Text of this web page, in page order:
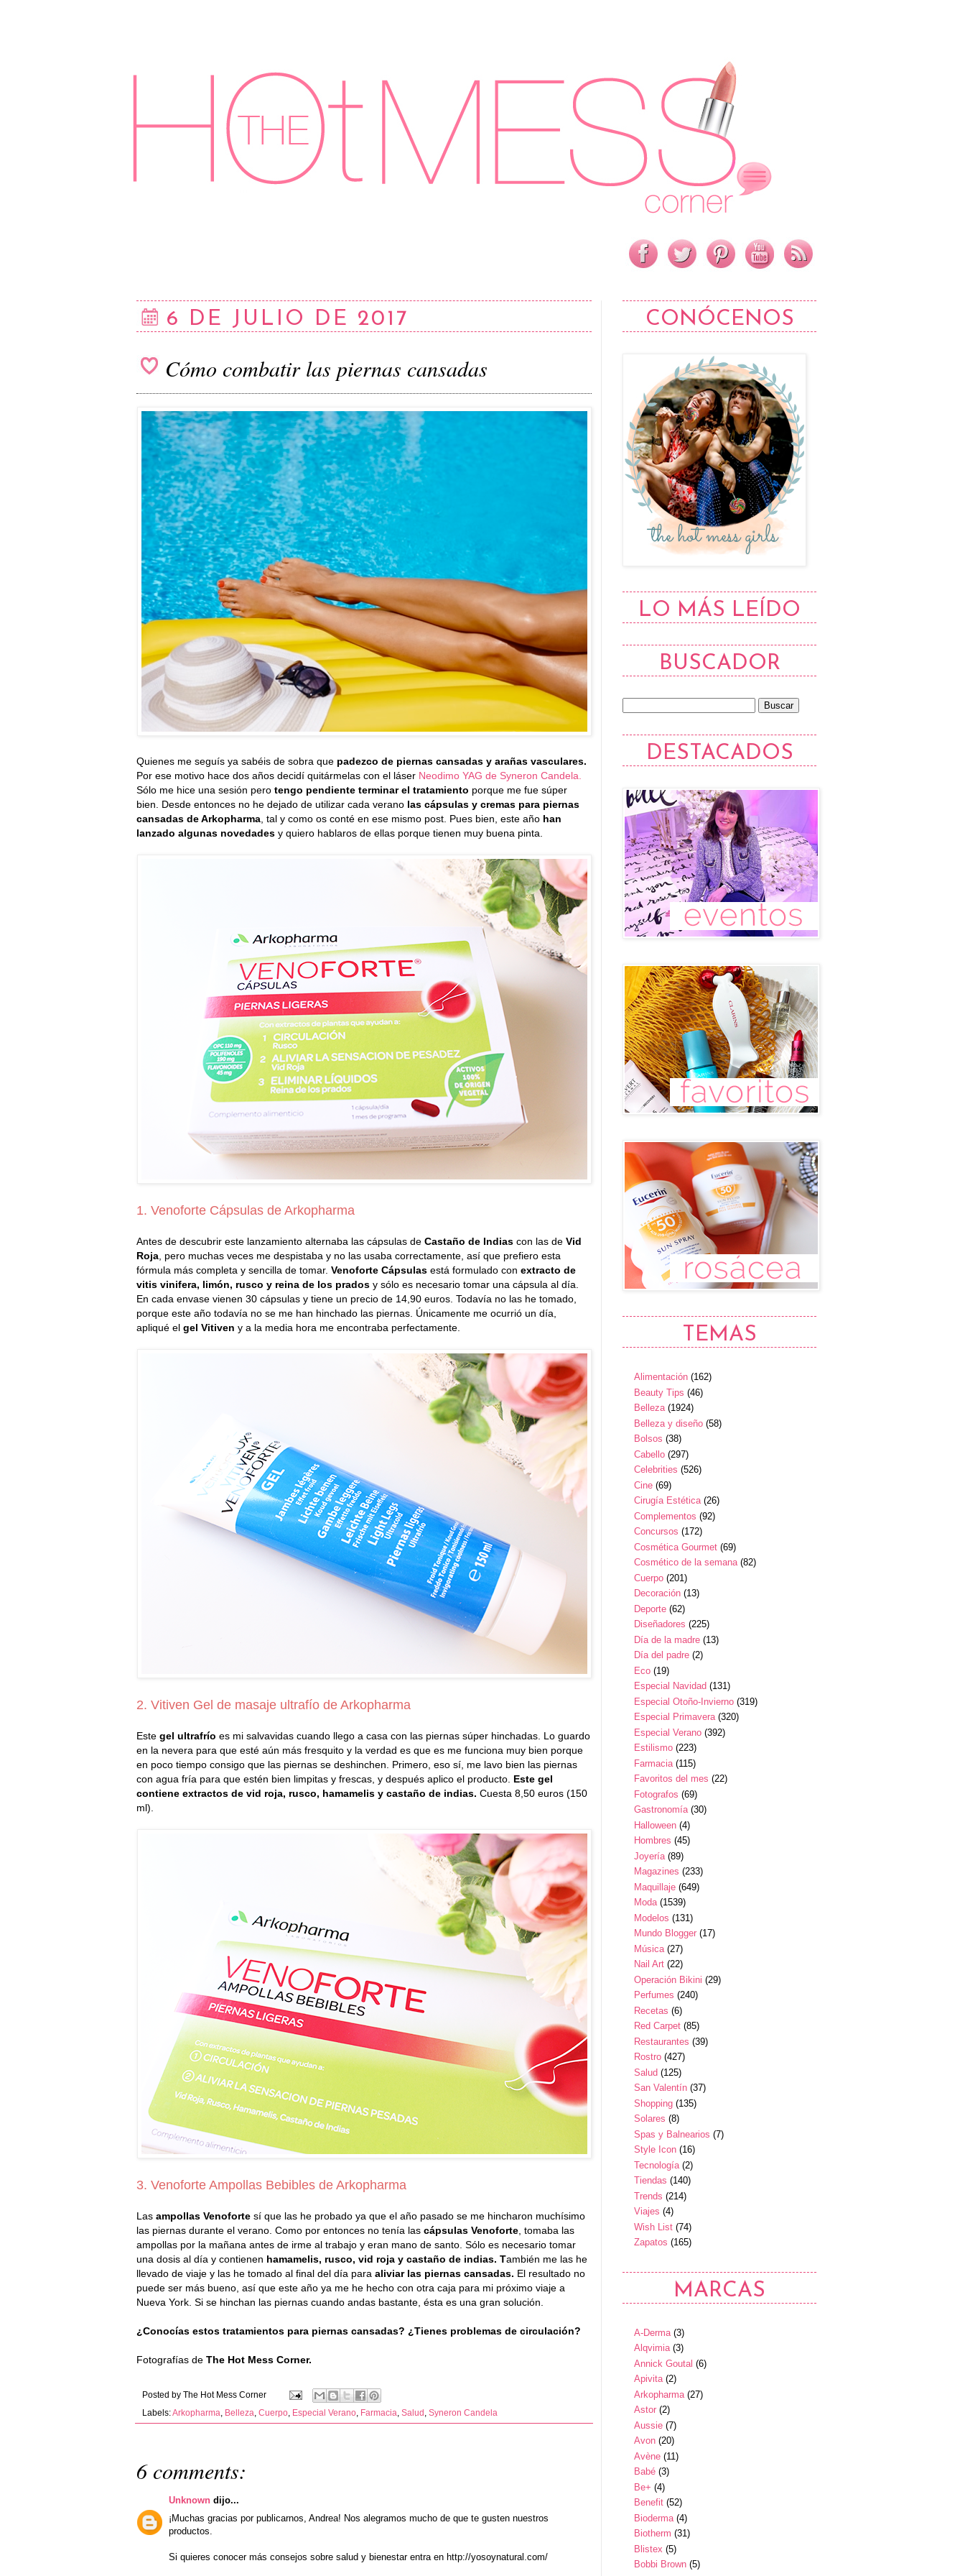
6 DE JULIO DE 2017
Cómo combatir las piernas cansadas
Quienes me seguís ya sabéis de sobra que padezco de piernas cansadas y arañas vasculares.
Por ese motivo hace dos años decidí quitármelas con el láser Neodimo YAG de Syneron Candela.
Sólo me hice una sesión pero tengo pendiente terminar el tratamiento porque me fue súper
bien. Desde entonces no he dejado de utilizar cada verano las cápsulas y cremas para piernas
cansadas de Arkopharma , tal y como os conté en ese mismo post. Pues bien, este año han
lanzado algunas novedades y quiero hablaros de ellas porque tienen muy buena pinta.
1. Venoforte Cápsulas de Arkopharma
Antes de descubrir este lanzamiento alternaba las cápsulas de Castaño de Indias con las de Vid
Roja , pero muchas veces me despistaba y no las usaba correctamente, así que prefiero esta
fórmula más completa y sencilla de tomar. Venoforte Cápsulas está formulado con extracto de
vitis vinifera, limón, rusco y reina de los prados y sólo es necesario tomar una cápsula al día.
En cada envase vienen 30 cápsulas y tiene un precio de 14,90 euros. Todavía no las he tomado,
porque este año todavía no se me han hinchado las piernas. Únicamente me ocurrió un día,
apliqué el gel Vitiven y a la media hora me encontraba perfectamente.
2. Vitiven Gel de masaje ultrafío de Arkopharma
Este gel ultrafrío es mi salvavidas cuando llego a casa con las piernas súper hinchadas. Lo guardo
en la nevera para que esté aún más fresquito y la verdad es que es me funciona muy bien porque
en poco tiempo consigo que las piernas se deshinchen. Primero, eso sí, me lavo bien las piernas
con agua fría para que estén bien limpitas y frescas, y después aplico el producto. Este gel
contiene extractos de vid roja, rusco, hamamelis y castaño de indias. Cuesta 8,50 euros (150
ml).
3. Venoforte Ampollas Bebibles de Arkopharma
Las ampollas Venoforte sí que las he probado ya que el año pasado se me hincharon muchísimo
las piernas durante el verano. Como por entonces no tenía las cápsulas Venoforte , tomaba las
ampollas por la mañana antes de irme al trabajo y eran mano de santo. Sólo es necesario tomar
una dosis al día y contienen hamamelis, rusco, vid roja y castaño de indias. También me las he
llevado de viaje y las he tomado al final del día para aliviar las piernas cansadas. El resultado no
puede ser más bueno, así que este año ya me he hecho con otra caja para mi próximo viaje a
Nueva York. Si se hinchan las piernas cuando andas bastante, ésta es una gran solución.
¿Conocías estos tratamientos para piernas cansadas? ¿Tienes problemas de circulación?
Fotografías de The Hot Mess Corner.
Posted by The Hot Mess Corner
Labels:Arkopharma Belleza Cuerpo Especial Verano Farmacia Salud Syneron Candela
6 comments:
Unknown dijo...
¡Muchas gracias por publicarnos, Andrea! Nos alegramos mucho de que te gusten nuestros
productos.
Si quieres conocer más consejos sobre salud y bienestar entra en http://yosoynatural.com/
CONÓCENOS
LO MÁS LEÍDO
BUSCADOR
DESTACADOS
TEMAS
Alimentación (162)
Beauty Tips (46)
Belleza (1924)
Belleza y diseño (58)
Bolsos (38)
Cabello (297)
Celebrities (526)
Cine (69)
Cirugía Estética (26)
Complementos (92)
Concursos (172)
Cosmética Gourmet (69)
Cosmético de la semana (82)
Cuerpo (201)
Decoración (13)
Deporte (62)
Diseñadores (225)
Día de la madre (13)
Día del padre (2)
Eco (19)
Especial Navidad (131)
Especial Otoño-Invierno (319)
Especial Primavera (320)
Especial Verano (392)
Estilismo (223)
Farmacia (115)
Favoritos del mes (22)
Fotografos (69)
Gastronomía (30)
Halloween (4)
Hombres (45)
Joyería (89)
Magazines (233)
Maquillaje (649)
Moda (1539)
Modelos (131)
Mundo Blogger (17)
Música (27)
Nail Art (22)
Operación Bikini (29)
Perfumes (240)
Recetas (6)
Red Carpet (85)
Restaurantes (39)
Rostro (427)
Salud (125)
San Valentín (37)
Shopping (135)
Solares (8)
Spas y Balnearios (7)
Style Icon (16)
Tecnología (2)
Tiendas (140)
Trends (214)
Viajes (4)
Wish List (74)
Zapatos (165)
MARCAS
A-Derma (3)
Alqvimia (3)
Annick Goutal (6)
Apivita (2)
Arkopharma (27)
Astor (2)
Aussie (7)
Avon (20)
Avène (11)
Babé (3)
Be+ (4)
Benefit (52)
Bioderma (4)
Biotherm (31)
Blistex (5)
Bobbi Brown (5)